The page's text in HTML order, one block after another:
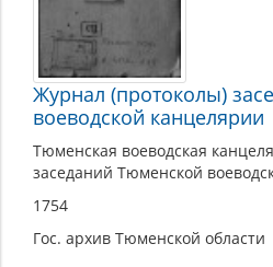
Журнал (протоколы)
воеводской канцелярии
Тюменская воеводская
заседаний Тюменской
1754
Гос. архив Тюменской области